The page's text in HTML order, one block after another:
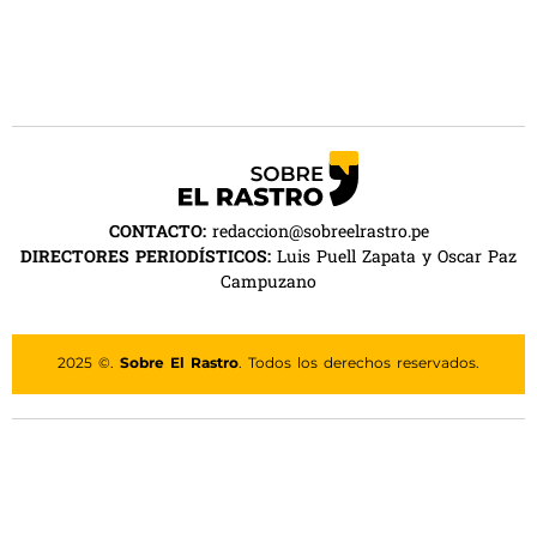
CONTACTO:redaccion@sobreelrastro.pe
DIRECTORES PERIODÍSTICOS: Luis Puell Zapata y Oscar Paz
Campuzano
2025 ©. Sobre El Rastro. Todos los derechos reservados.